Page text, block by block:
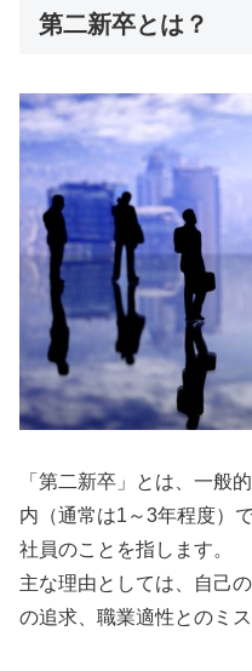
第二新卒とは？
「第二新卒」とは、一般
内（通常は1～3年程度）
社員のことを指します。
主な理由としては、自己
の追求、職業適性とのミ